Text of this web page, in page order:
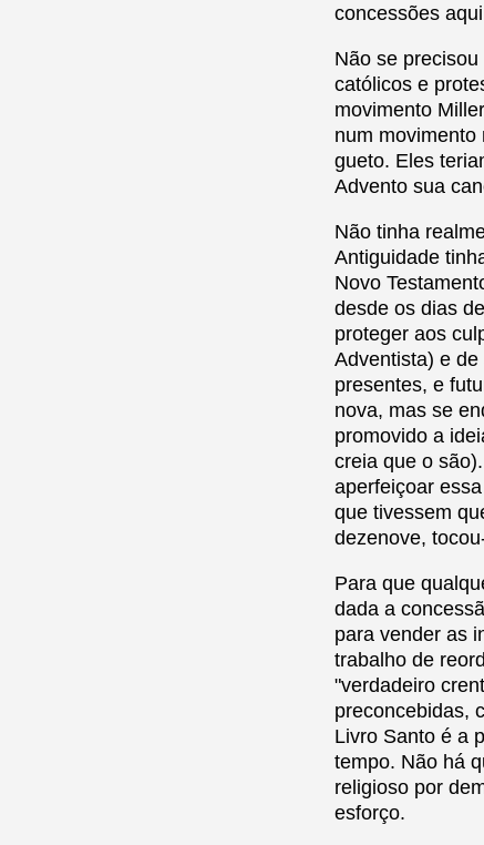
concessões
Não se
católicos e
movimento
num movimento
gueto. Eles
Advento sua
Não tinha
Antiguidade
Novo
desde os dias
proteger aos
Adventista) e
presentes, e
nova, mas se
promovido a
creia que o
aperfeiçoar
que tivessem
dezenove,
Para que
dada a
para vender as
trabalho de
"verdadeiro
preconcebidas,
Livro Santo é a
tempo. Não há
religioso por
esforço.